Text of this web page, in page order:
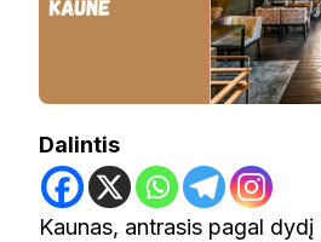
Dalintis
Kaunas, antrasis pagal